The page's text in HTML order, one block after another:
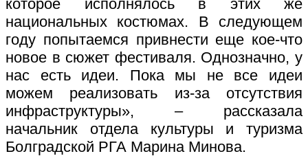
которое исполнялось в этих же
национальных костюмах. В следующем
году попытаемся привнести еще кое-что
новое в сюжет фестиваля. Однозначно, у
нас есть идеи. Пока мы не все идеи
можем реализовать из-за отсутствия
инфраструктуры», – рассказала
начальник отдела культуры и туризма
Болградской РГА Марина Минова.